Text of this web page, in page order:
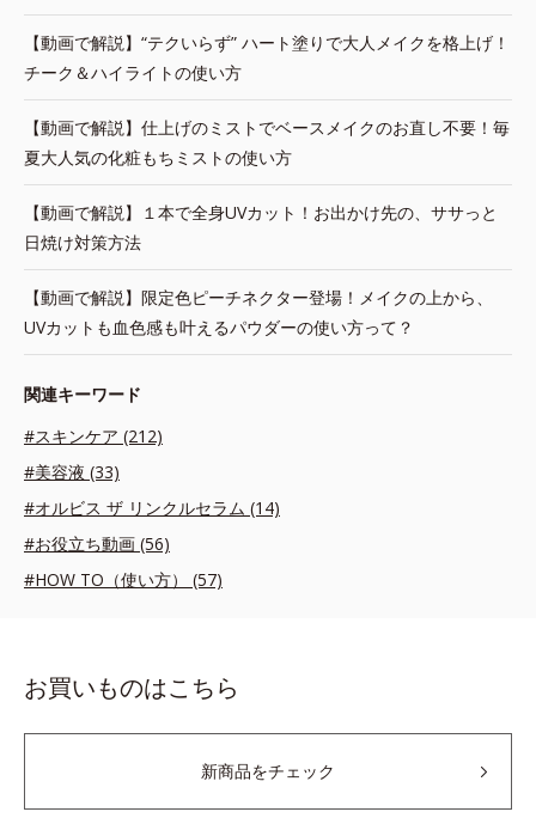
【動画で解説】“テクいらず” ハート塗りで大人メイクを格上げ！
チーク＆ハイライトの使い方
【動画で解説】仕上げのミストでベースメイクのお直し不要！毎
夏大人気の化粧もちミストの使い方
【動画で解説】１本で全身UVカット！お出かけ先の、ササっと
日焼け対策方法
【動画で解説】限定色ピーチネクター登場！メイクの上から、
UVカットも血色感も叶えるパウダーの使い方って？
関連キーワード
#スキンケア (212)
#美容液 (33)
#オルビス ザ リンクルセラム (14)
#お役立ち動画 (56)
#HOW TO（使い方） (57)
お買いものはこちら
新商品をチェック